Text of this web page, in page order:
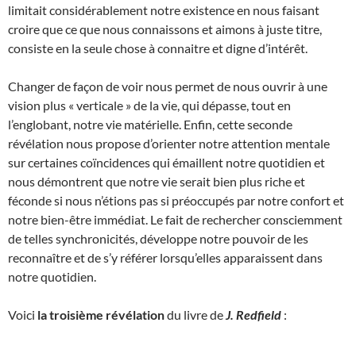
limitait considérablement notre existence en nous faisant
croire que ce que nous connaissons et aimons à juste titre,
consiste en la seule chose à connaitre et digne d’intérêt.
Changer de façon de voir nous permet de nous ouvrir à une
vision plus « verticale » de la vie, qui dépasse, tout en
l’englobant, notre vie matérielle. Enfin, cette seconde
révélation nous propose d’orienter notre attention mentale
sur certaines coïncidences qui émaillent notre quotidien et
nous démontrent que notre vie serait bien plus riche et
féconde si nous n’étions pas si préoccupés par notre confort et
notre bien-être immédiat. Le fait de rechercher consciemment
de telles synchronicités, développe notre pouvoir de les
reconnaître et de s’y référer lorsqu’elles apparaissent dans
notre quotidien.
Voici la troisième révélationdu livre de J. Redfield :